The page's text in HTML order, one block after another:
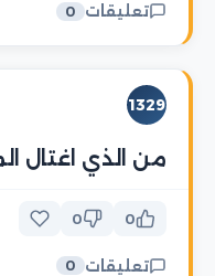
تعليقات 0
1329
من الذي اغتال
0
0
تعليقات 0